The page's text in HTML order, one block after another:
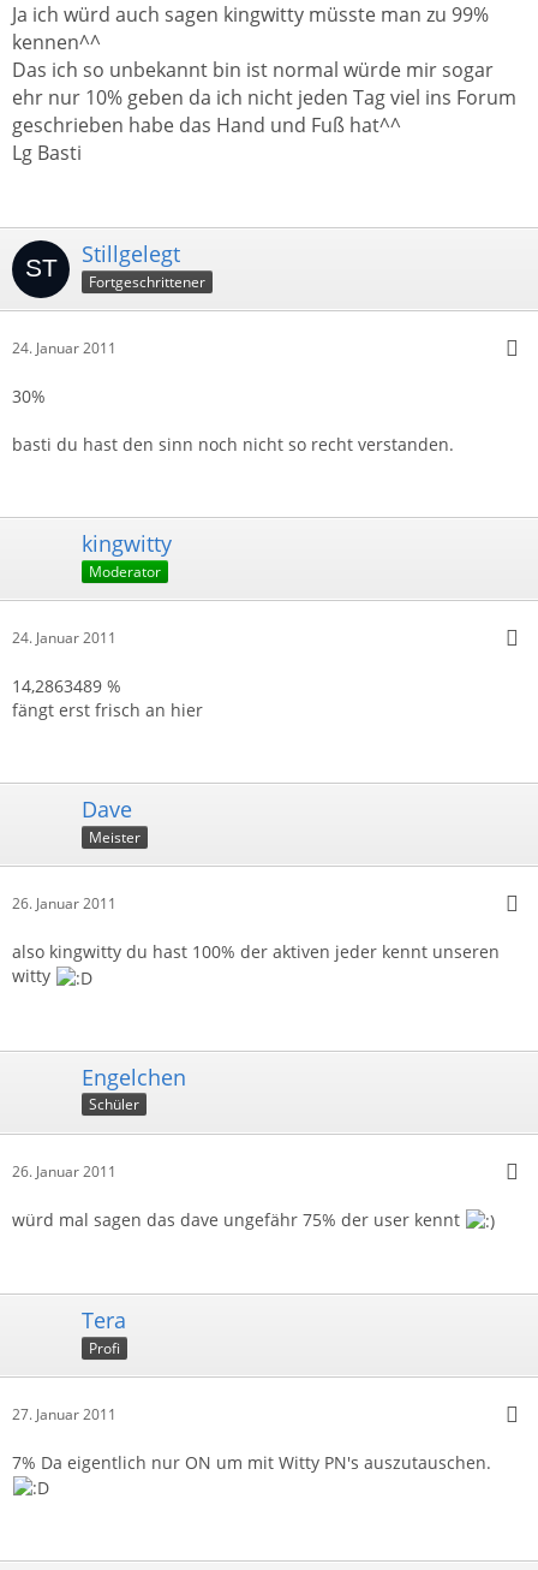
Ja ich würd auch sagen kingwitty müsste man zu 99%
kennen^^
Das ich so unbekannt bin ist normal würde mir sogar
ehr nur 10% geben da ich nicht jeden Tag viel ins Forum
geschrieben habe das Hand und Fuß hat^^
Lg Basti
Stillgelegt
Fortgeschrittener
24. Januar 2011
30%
basti du hast den sinn noch nicht so recht verstanden.
kingwitty
Moderator
24. Januar 2011
14,2863489 %
fängt erst frisch an hier
Dave
Meister
26. Januar 2011
also kingwitty du hast 100% der aktiven jeder kennt unseren
witty
Engelchen
Schüler
26. Januar 2011
würd mal sagen das dave ungefähr 75% der user kennt
Tera
Profi
27. Januar 2011
7% Da eigentlich nur ON um mit Witty PN's auszutauschen.